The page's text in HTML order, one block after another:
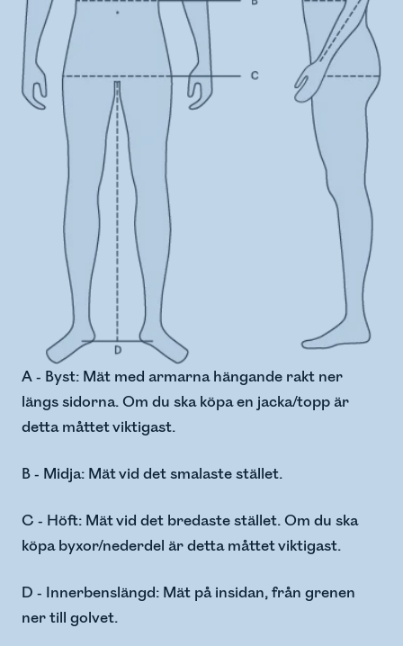
A - Byst: Mät med armarna hängande rakt ner
längs sidorna. Om du ska köpa en jacka/topp är
detta måttet viktigast.
B - Midja: Mät vid det smalaste stället.
C - Höft: Mät vid det bredaste stället. Om du ska
köpa byxor/nederdel är detta måttet viktigast.
D - Innerbenslängd: Mät på insidan, från grenen
ner till golvet.